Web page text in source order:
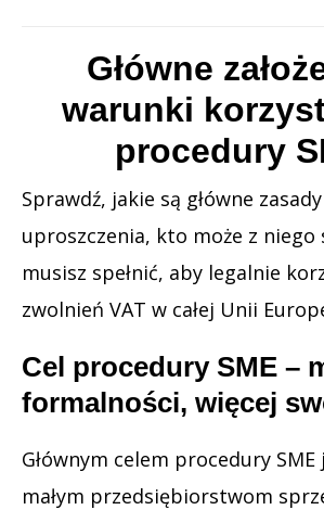
Główne
warunki
procedury
Sprawdź, jakie są główne
uproszczenia, kto może z niego
musisz spełnić, aby legalnie
zwolnień VAT w całej Unii
Cel procedury SME –
formalności, więcej
Głównym celem procedury
małym przedsiębiorstwom